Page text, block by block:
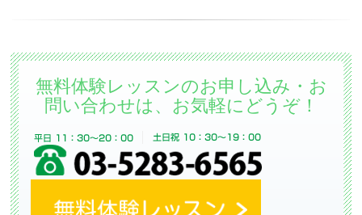
無料体験レッスンのお申し込み・お
問い合わせは、お気軽にどうぞ！